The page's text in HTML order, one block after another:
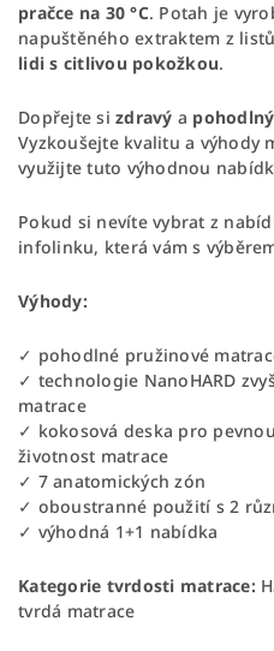
pračce na 30 °C. Potah je
napuštěného extraktem z
lidi s citlivou pokožkou.
Dopřejte si zdravý a
Vyzkoušejte kvalitu a výhody
využijte tuto výhodnou
Pokud si nevíte vybrat z
infolinku, která vám s
Výhody:
✓ pohodlné pružinové
✓ technologie NanoHARD
matrace
✓ kokosová deska pro
životnost matrace
✓ 7 anatomických zón
✓ oboustranné použití s 2
✓ výhodná 1+1 nabídka
Kategorie tvrdosti matrace:
tvrdá matrace